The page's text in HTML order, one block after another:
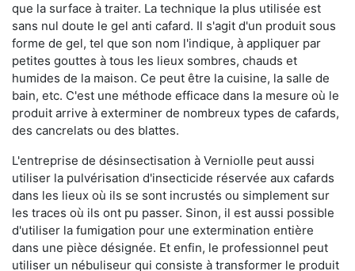
que la surface à traiter. La technique la plus utilisée est
sans nul doute le gel anti cafard. Il s'agit d'un produit sous
forme de gel, tel que son nom l'indique, à appliquer par
petites gouttes à tous les lieux sombres, chauds et
humides de la maison. Ce peut être la cuisine, la salle de
bain, etc. C'est une méthode efficace dans la mesure où le
produit arrive à exterminer de nombreux types de cafards,
des cancrelats ou des blattes.
L'entreprise de désinsectisation à Verniolle peut aussi
utiliser la pulvérisation d'insecticide réservée aux cafards
dans les lieux où ils se sont incrustés ou simplement sur
les traces où ils ont pu passer. Sinon, il est aussi possible
d'utiliser la fumigation pour une extermination entière
dans une pièce désignée. Et enfin, le professionnel peut
utiliser un nébuliseur qui consiste à transformer le produit